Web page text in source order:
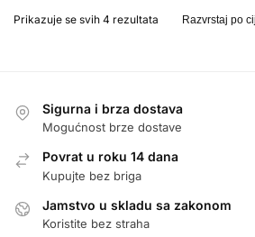
Prikazuje se svih 4 rezultata
Sigurna i brza dostava
Mogućnost brze dostave
Povrat u roku 14 dana
Kupujte bez briga
Jamstvo u skladu sa zakonom
Koristite bez straha